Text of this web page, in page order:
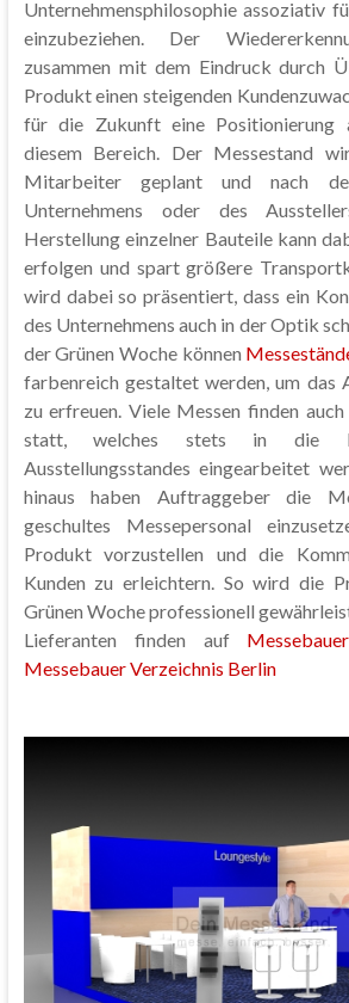
Unternehmensphilosophie assoziativ
einzubeziehen. Der
zusammen mit dem Eindruck durch
Produkt einen steigenden
für die Zukunft eine
diesem Bereich. Der Messestand
Mitarbeiter geplant und nach
Unternehmens oder des
Herstellung einzelner Bauteile kann
erfolgen und spart größere
wird dabei so präsentiert, dass ein
des Unternehmens auch in der Optik
der Grünen Woche können
farbenreich gestaltet werden, um das
zu erfreuen. Viele Messen finden
statt, welches stets in die
Ausstellungsstandes eingearbeitet
hinaus haben Auftraggeber die
geschultes Messepersonal
Produkt vorzustellen und die
Kunden zu erleichtern. So wird die
Grünen Woche professionell
Lieferanten finden auf
Messebauer Verzeichnis Berlin